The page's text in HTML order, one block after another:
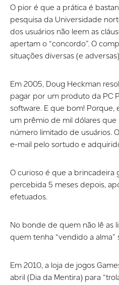
O pior é que a prática é
pesquisa da Universidade
dos usuários não leem as
apertam o “concordo”. O
situações diversas (e
Em 2005, Doug Heckman
pagar por um produto da PC
software. E que bom! Porque,
um prêmio de mil dólares
número limitado de usuários.
e-mail pelo sortudo e
O curioso é que a brincadeira
percebida 5 meses depois,
efetuados.
No bonde de quem não lê as
quem tenha “vendido a
Em 2010, a loja de jogos
abril (Dia da Mentira) para